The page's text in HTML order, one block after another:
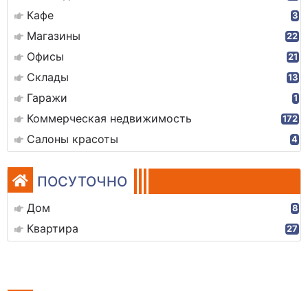
Кафе 3
Магазины 22
Офисы 21
Склады 13
Гаражи 1
Коммерческая недвижимость 172
Салоны красоты 4
ПОСУТОЧНО
Дом 8
Квартира 27